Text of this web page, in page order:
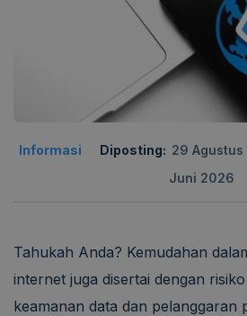
Informasi Diposting: 29 Agustus
Juni 2026
Tahukah Anda? Kemudahan
internet juga disertai dengan
keamanan data dan pelanggaran